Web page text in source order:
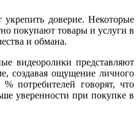
доверие. Некоторые
покупают товары и услуги в
и обмана.
видеоролики представляют
создавая ощущение личного
потребителей говорят, что
уверенности при покупке в